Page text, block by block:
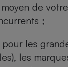
de
;
les
les